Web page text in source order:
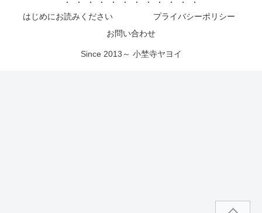
はじめにお読みください
プライバシーポリシー
お問い合わせ
Since 2013～ 小埜寺ヤヨイ